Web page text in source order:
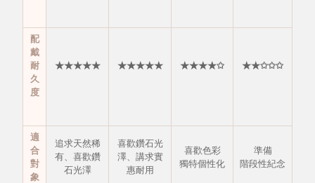
配
戴
耐
久
度
★★★★★ ★★★★★ ★★★★✩ ★★✩✩✩
適
合
對
象
追求天然稀
有、 喜歡鑽
石光澤
喜歡鑽石光
澤、 講求實
惠耐用
喜歡色彩
獨特個性化
準備
階段性紀念